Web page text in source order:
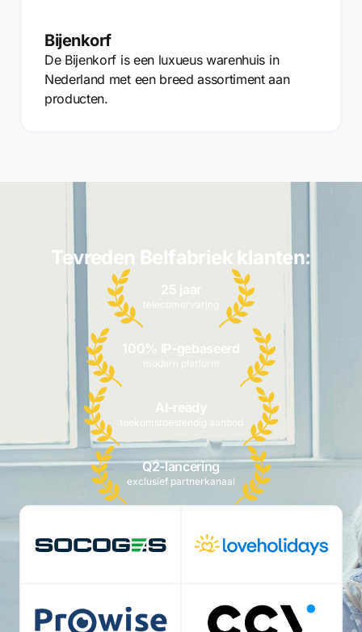
Bijenkorf
De Bijenkorf is een luxueus warenhuis in
Nederland met een breed assortiment aan
producten.
Tevreden Belfabriek klanten:
25 jaar
telecomervaring
100% IP-gebaseerd
modern platform
AI-ready
toekomstbestendig aanbod
Q2-lancering
exclusief partnerkanaal